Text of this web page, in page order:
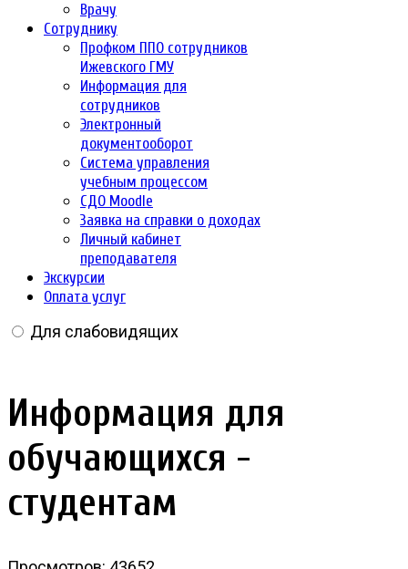
Врачу
Сотруднику
Профком ППО сотрудников
Ижевского ГМУ
Информация для
сотрудников
Электронный
документооборот
Система управления
учебным процессом
СДО Moodle
Заявка на справки о доходах
Личный кабинет
преподавателя
Экскурсии
Оплата услуг
Для слабовидящих
Информация для
обучающихся -
студентам